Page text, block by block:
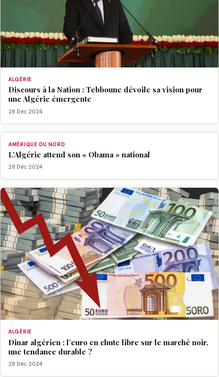
ALGÉRIE
Discours à la Nation : Tebboune dévoile sa vision pour
une Algérie émergente
28 Déc 2024
AMÉRIQUE DU NORD
L’Algérie attend son « Obama » national
28 Déc 2024
ALGÉRIE
Dinar algérien : l’euro en chute libre sur le marché noir,
une tendance durable ?
28 Déc 2024